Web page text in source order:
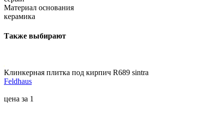
Материал основания
керамика
Также выбирают
Клинкерная плитка под кирпич R689 sintra
Feldhaus
цена за 1